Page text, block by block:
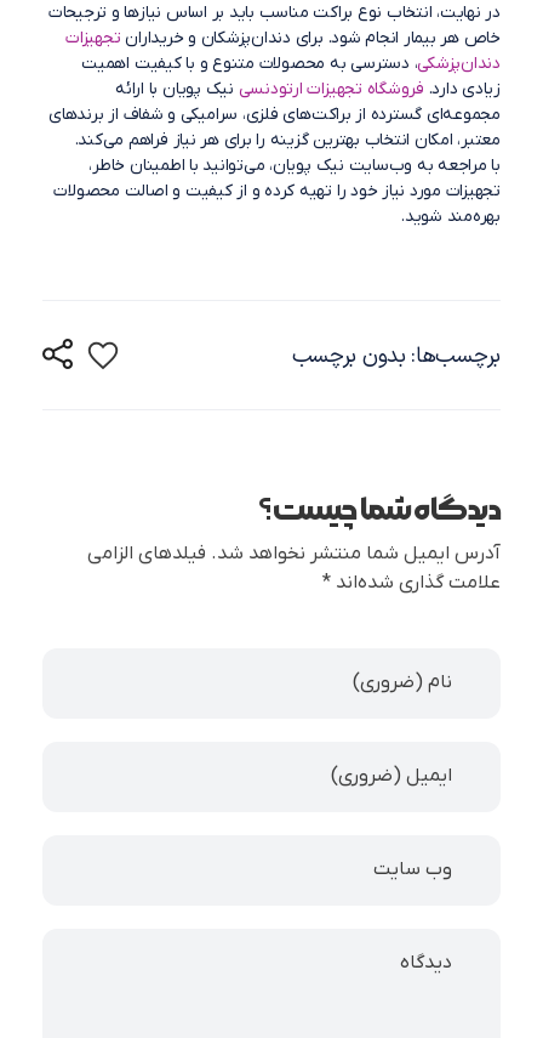
در نهایت، انتخاب نوع براکت مناسب باید بر اساس نیازها و ترجیحات
خاص هر بیمار انجام شود. برای دندان‌پزشکان و خریداران تجهیزات
دندان‌پزشکی، دسترسی به محصولات متنوع و با کیفیت اهمیت
زیادی دارد. فروشگاه تجهیزات ارتودنسی نیک پویان با ارائه
مجموعه‌ای گسترده از براکت‌های فلزی، سرامیکی و شفاف از برندهای
معتبر، امکان انتخاب بهترین گزینه را برای هر نیاز فراهم می‌کند.
با مراجعه به وب‌سایت نیک پویان، می‌توانید با اطمینان خاطر،
تجهیزات مورد نیاز خود را تهیه کرده و از کیفیت و اصالت محصولات
بهره‌مند شوید.
برچسب‌ها: بدون برچسب
دیدگاه شما چیست؟
آدرس ایمیل شما منتشر نخواهد شد. فیلدهای الزامی
علامت گذاری شده‌اند *
نام (ضروری)
ایمیل (ضروری)
وب سایت
دیدگاه